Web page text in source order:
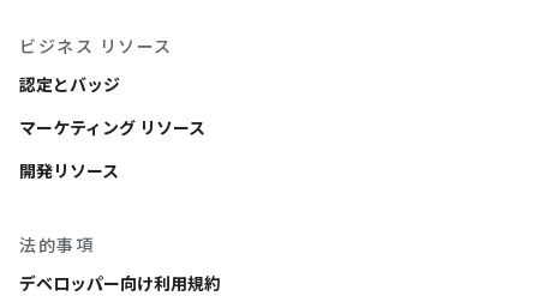
ビジネス リソース
認定とバッジ
マーケティング リソース
開発リソース
法的事項
デベロッパー向け利用規約